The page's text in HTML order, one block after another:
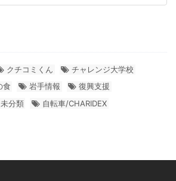
クチコミくん
チャレンジ大学校
食 岩手情報
復興支援
未分類 自転車/CHARIDEX